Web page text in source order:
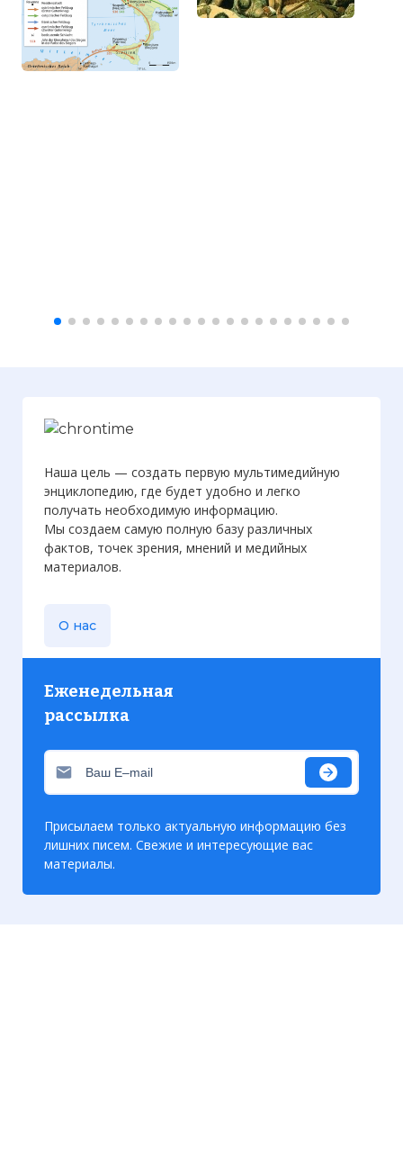
элитное подразделение из готов,
под натиском лангобардов. Они
Остальные остготы служили лучниками в
пехоте. Помимо готов, в византийской
армии служили выходцы из Судана, а
также берберы, арабы и гунны.
Фото статьи:
Наша цель — создать первую мультимедийную
энциклопедию, где будет удобно и легко
получать необходимую информацию.
Мы создаем самую полную базу различных
фактов, точек зрения, мнений и медийных
материалов.
О нас
Еженедельная
рассылка
Присылаем только актуальную информацию без
лишних писем. Свежие и интересующие вас
материалы.